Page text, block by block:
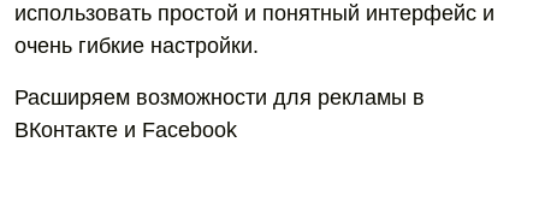
использовать простой и понятный интерфейс и
очень гибкие настройки.
Расширяем возможности для рекламы в
ВКонтакте и Facebook